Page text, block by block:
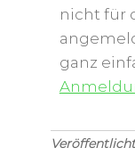
nicht für
ganz